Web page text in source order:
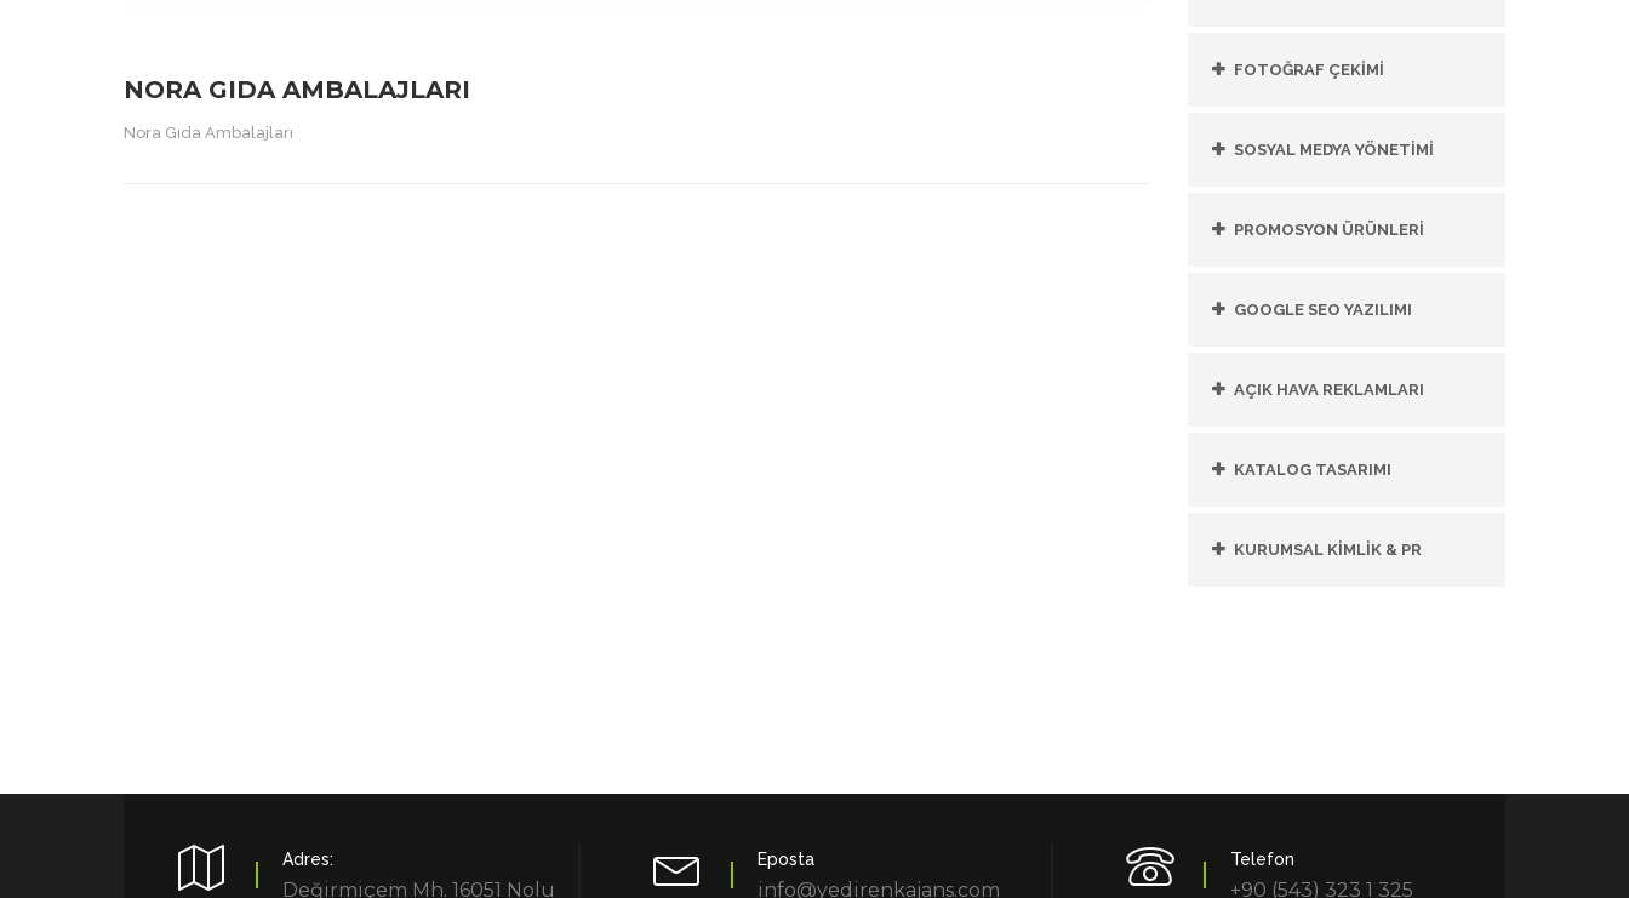
NORA GIDA AMBALAJLARI
Nora Gıda Ambalajları
FOTOĞRAF ÇEKİMİ
SOSYAL MEDYA YÖNETİMİ
PROMOSYON ÜRÜNLERİ
GOOGLE SEO YAZILIMI
AÇIK HAVA REKLAMLARI
KATALOG TASARIMI
KURUMSAL KİMLİK & PR
Adres:
Değirmiçem Mh. 16051 Nolu
Eposta
info@yedirenkajans.com
Telefon
+90 (543) 323 1 325